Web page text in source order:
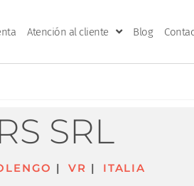
Atención al cliente Blog
SRL
| VR | ITALIA